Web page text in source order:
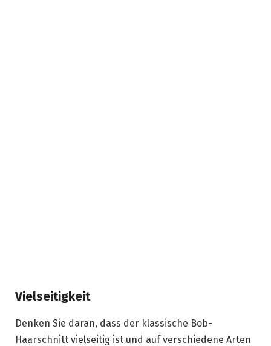
Vielseitigkeit
Denken Sie daran, dass der klassische Bob-
Haarschnitt vielseitig ist und auf verschiedene Arten